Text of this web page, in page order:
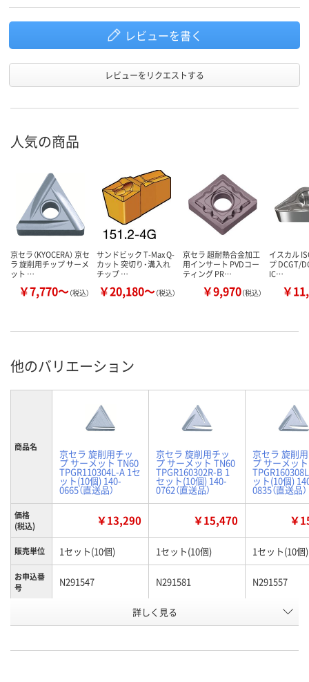
レビューを書く
レビューをリクエストする
人気の商品
京セラ（KYOCERA） 京セ
ラ 旋削用チップ サーメ
ット …
￥7,770～（税込）
サンドビック T-Max Q-
カット 突切り・溝入れ
チップ …
￥20,180～（税込）
京セラ 超耐熱合金加工
用インサート PVDコー
ティング PR…
￥9,970（税込）
イスカル
プ DCGT/
IC…
￥
他のバリエーション
商品名
京セラ 旋削用チッ
プ サーメット TN60
TPGR110304L-A 1セ
ット(10個) 140-
0665（直送品）
京セラ 旋削用チッ
プ サーメット TN60
TPGR160302R-B 1
セット(10個) 140-
0762（直送品）
京セラ 旋削
プ サーメッ
ット(10個)
0835（直送品）
価格
(税込)
￥13,290 ￥15,470 ￥
販売単位 1セット(10個) 1セット(10個) 1セット(10個)
お申込番
号
N291547 N291581 N291557
わずか
詳しく見る